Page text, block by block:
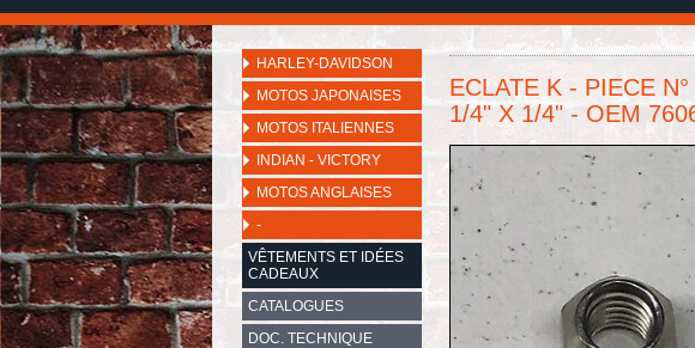
HARLEY-DAVIDSON
MOTOS JAPONAISES
MOTOS ITALIENNES
INDIAN - VICTORY
MOTOS ANGLAISES
-
VÊTEMENTS ET IDÉES
CADEAUX
CATALOGUES
DOC. TECHNIQUE
ECLATE K - PIECE
1/4" X 1/4" - OEM